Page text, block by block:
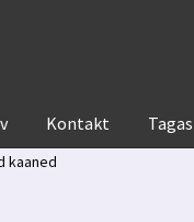
Kontakt
kaaned